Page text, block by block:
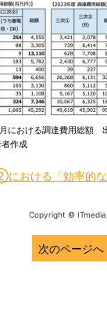
における調達費用総額
作成
おける「効率的な
Copyright ©
次のページへ